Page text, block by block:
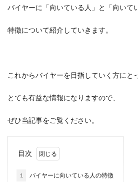
バイヤーに「向いている人」と「向いて
特徴について紹介していきます。
これからバイヤーを目指していく方にと
とても有益な情報になりますので、
ぜひ当記事をご覧ください。
目次
1 バイヤーに向いている人の特徴